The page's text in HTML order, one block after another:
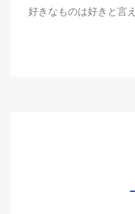
好きなものは好きと言